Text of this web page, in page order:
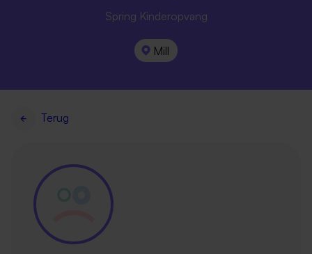
Spring Kinderopvang
Mill
Terug